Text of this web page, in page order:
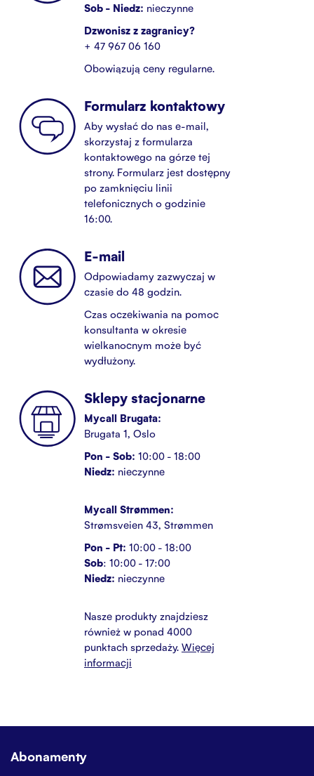
Sob - Niedz: nieczynne
Dzwonisz z zagranicy?
+ 47 967 06 160
Obowiązują ceny regularne.
Formularz kontaktowy
Aby wysłać do nas e-mail,
skorzystaj z formularza
kontaktowego na górze tej
strony. Formularz jest dostępny
po zamknięciu linii
telefonicznych o godzinie
16:00.
E-mail
Odpowiadamy zazwyczaj w
czasie do 48 godzin.
Czas oczekiwania na pomoc
konsultanta w okresie
wielkanocnym może być
wydłużony.
Sklepy stacjonarne
Mycall Brugata:
Brugata 1, Oslo
Pon - Sob: 10:00 - 18:00
Niedz: nieczynne
Mycall Strømmen:
Strømsveien 43, Strømmen
Pon - Pt: 10:00 - 18:00
Sob: 10:00 - 17:00
Niedz: nieczynne
Nasze produkty znajdziesz
również w ponad 4000
punktach sprzedaży. Więcej
informacji
Abonamenty